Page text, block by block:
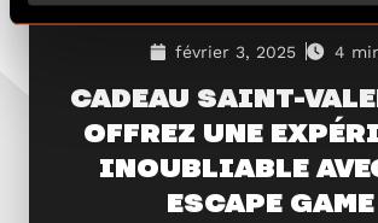
février 3, 2025 4
CADEAU SAINT-
OFFREZ UNE
INOUBLIABLE
ESCAPE GAME